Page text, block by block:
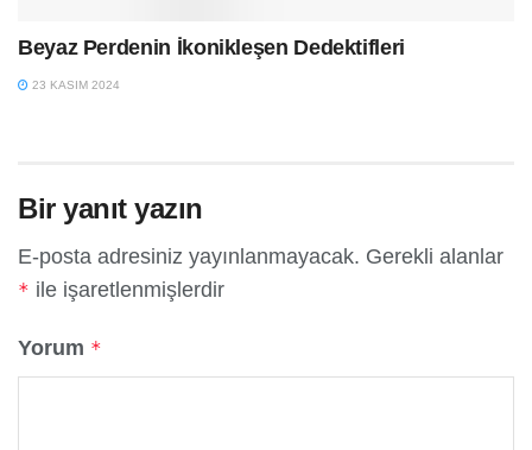
Beyaz Perdenin İkonikleşen Dedektifleri
23 KASIM 2024
Bir yanıt yazın
E-posta adresiniz yayınlanmayacak. Gerekli alanlar
* ile işaretlenmişlerdir
Yorum *